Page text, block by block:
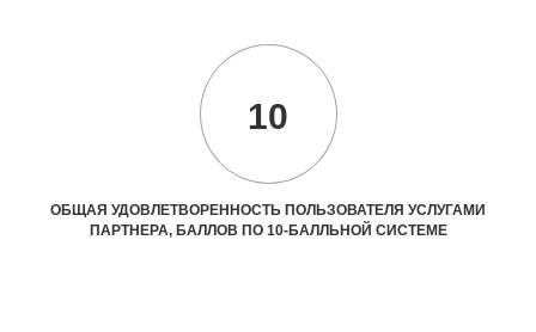
10
ОБЩАЯ УДОВЛЕТВОРЕННОСТЬ ПОЛЬЗОВАТЕЛЯ УСЛУГАМИ
ПАРТНЕРА, БАЛЛОВ ПО 10-БАЛЛЬНОЙ СИСТЕМЕ